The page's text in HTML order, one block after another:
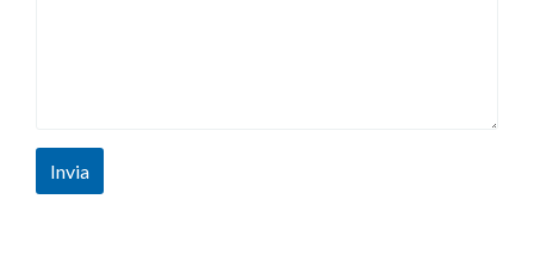
Invia